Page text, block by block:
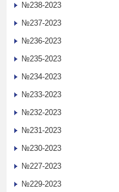
№238-2023
№237-2023
№236-2023
№235-2023
№234-2023
№233-2023
№232-2023
№231-2023
№230-2023
№227-2023
№229-2023